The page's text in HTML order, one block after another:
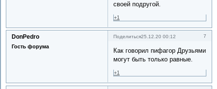
своей подругой.
+1
Поделиться 7
25.12.20 00:12
DonPedro
Гость форума
Как говорил пифагор Друзьями
могут быть только равные.
+1